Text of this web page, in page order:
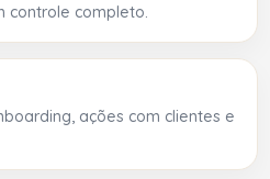
controle completo.
ações com clientes e